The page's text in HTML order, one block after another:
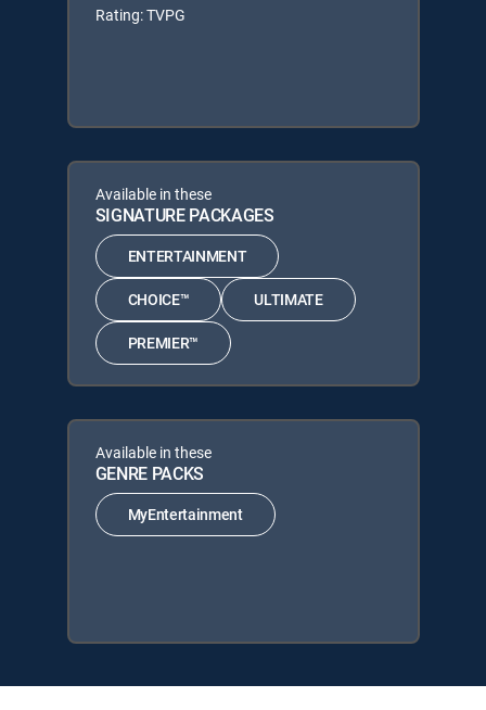
Rating: TVPG
Available in these
SIGNATURE PACKAGES
ENTERTAINMENT
CHOICE™ ULTIMATE
PREMIER™
Available in these
GENRE PACKS
MyEntertainment